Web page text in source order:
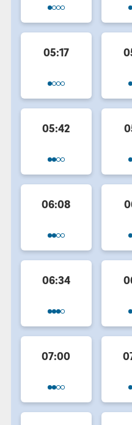
05:17
05:42
06:08
06:34
07:00